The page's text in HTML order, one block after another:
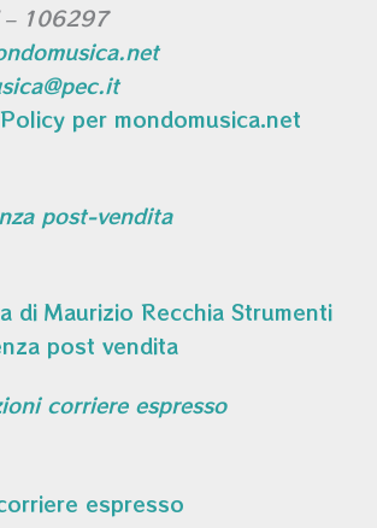
– 106297
per mondomusica.net
post-vendita
corriere espresso